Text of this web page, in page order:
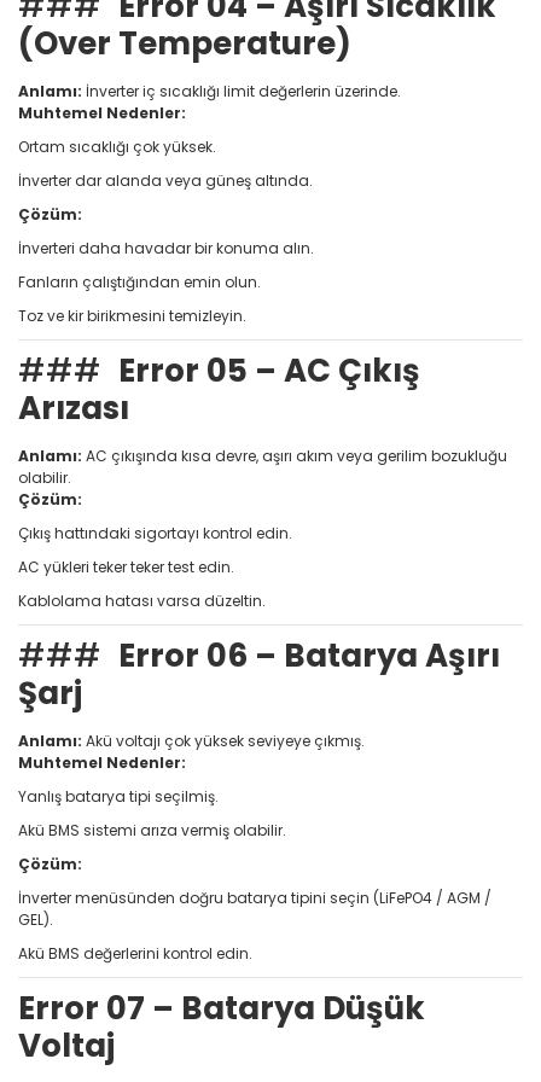
(Over Temperature)
Anlamı: İnverter iç sıcaklığı limit değerlerin üzerinde.
Muhtemel Nedenler:
Ortam sıcaklığı çok yüksek.
İnverter dar alanda veya güneş altında.
Çözüm:
İnverteri daha havadar bir konuma alın.
Fanların çalıştığından emin olun.
Toz ve kir birikmesini temizleyin.
### Error 05 – AC Çıkış
Arızası
Anlamı: AC çıkışında kısa devre, aşırı akım veya gerilim bozukluğu
olabilir.
Çözüm:
Çıkış hattındaki sigortayı kontrol edin.
AC yükleri teker teker test edin.
Kablolama hatası varsa düzeltin.
### Error 06 – Batarya Aşırı
Şarj
Anlamı: Akü voltajı çok yüksek seviyeye çıkmış.
Muhtemel Nedenler:
Yanlış batarya tipi seçilmiş.
Akü BMS sistemi arıza vermiş olabilir.
Çözüm:
İnverter menüsünden doğru batarya tipini seçin (LiFePO4 / AGM /
GEL).
Akü BMS değerlerini kontrol edin.
Error 07 – Batarya Düşük
Voltaj